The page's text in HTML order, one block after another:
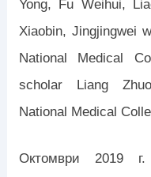
Yong, Fu Weihui,
Xiaobin, Jingjingwei
National Medical
scholar Liang
National Medical
Октомври 2019